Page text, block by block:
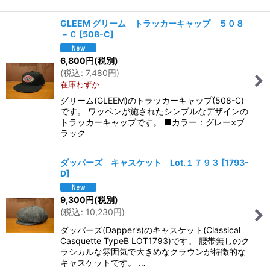
GLEEM グリーム トラッカーキャップ ５０８
－Ｃ [508-C]
6,800円(税別)
(税込: 7,480円)
在庫わずか
グリーム(GLEEM)のトラッカーキャップ(508-C)
です。 ワッペンが施されたシンプルなデザインの
トラッカーキャップです。 ■カラー：グレー×ブ
ラック
ダッパーズ キャスケット Lot.１７９３ [1793-
D]
9,300円(税別)
(税込: 10,230円)
ダッパーズ(Dapper's)のキャスケット(Classical
Casquette TypeB LOT1793)です。 腰帯無しのク
ラシカルな雰囲気で大きめなクラウンが特徴的な
キャスケットです。 …